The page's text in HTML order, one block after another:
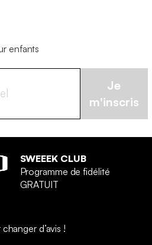
enfants
Je
m'inscris
SWEEEK CLUB
Programme de fidélité
GRATUIT
d’avis !